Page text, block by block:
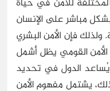
للأمن في حياة
مباشر على الإنسان
ولذلك فإن الأمن البشري
كل منها الآخر(7)، هذا مع أهمية العلم بأن الأمن القومي يظل أشمل
في القرار رقم 66/290 أن الأمن البشري نهج يُساعد الدول في تحديد
يشتمل مفهوم الأمن